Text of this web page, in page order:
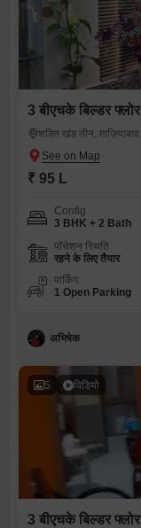
3 बीएचके बिल्डर
शक्ति खंड तीन, ग़ाज़ियाबाद
₹ 95 L
Config
3 BHK + 2 Bath
पॉसेशन स्थिति
रहने के लिए तैयार
पार्किंग
1 Open Parking
अभिषेक
5 विडियो
3 बीएचके बिल्डर